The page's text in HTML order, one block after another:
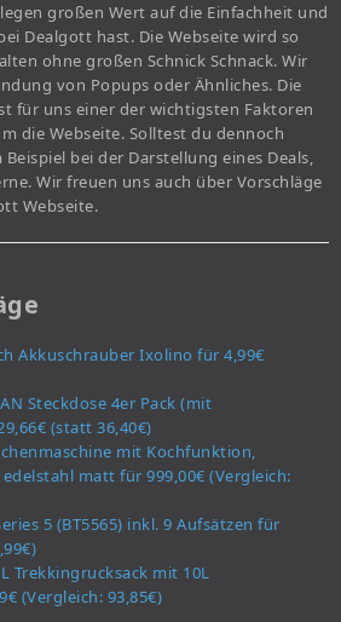
großen Wert auf die Einfachheit und
Dealgott hast. Die Webseite wird so
ohne großen Schnick Schnack. Wir
von Popups oder Ähnliches. Die
für uns einer der wichtigsten Faktoren
die Webseite. Solltest du dennoch
bei der Darstellung eines Deals,
Wir freuen uns auch über Vorschläge
Webseite.
Akkuschrauber Ixolino für 4,99€
Steckdose 4er Pack (mit
(statt 36,40€)
mit Kochfunktion,
edelstahl matt für 999,00€ (Vergleich:
5 (BT5565) inkl. 9 Aufsätzen für
Trekkingrucksack mit 10L
(Vergleich: 93,85€)